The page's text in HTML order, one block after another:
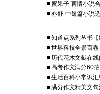
■ 蜜果子-言情小说
■ 亦舒-中短篇小说选
■ 知道点系列丛书【
■ 世界科技全景百
■ 历代花木文献在线
■ 高考作文满分60招
■ 生活百科小常识汇
■ 满分作文精美文句